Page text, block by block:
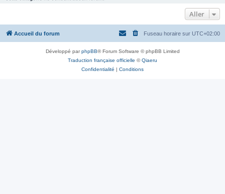
Aller
Accueil du forum Fuseau horaire sur UTC+02:00
Développé parphpBB® Forum Software © phpBB Limited
Traduction française officielle ©Qiaeru
Confidentialité | Conditions